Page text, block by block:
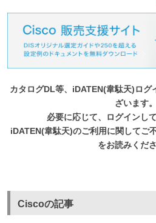
カタログDL等、iDATEN(韋駄天)ログ
ざいます。
必要に応じて、ログインし
iDATEN(韋駄天)のご利用に関してご
をお読みくださ
Ciscoの記事